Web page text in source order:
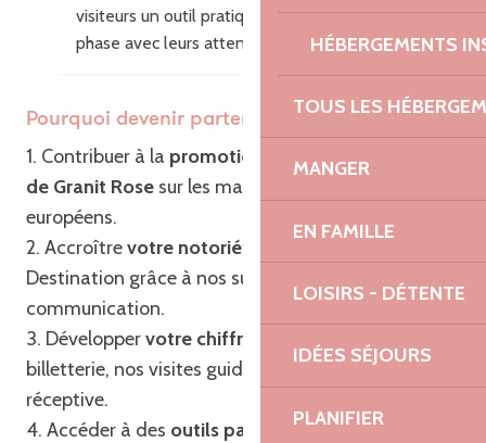
HÉBERGEMENTS
TOUS LES
MANGER
EN FAMILLE
LOISIRS - DÉTENTE
IDÉES SÉJOURS
PLANIFIER
visiteurs un outil pratique, inspirant, en
phase avec leurs attentes.
Pourquoi devenir partenaire ?
1. Contribuer à la promotion de Bretagne – Côte
de Granit Rose sur les marchés français et
européens.
2. Accroîtrevotre notoriété
Destination grâce à nos supports de
communication.
3. Développervotre chiffre d’affaires
grâce à notre
billetterie, nos visites guidées et notre agence
réceptive.
4. Accéder à des outils partagés tels que notre